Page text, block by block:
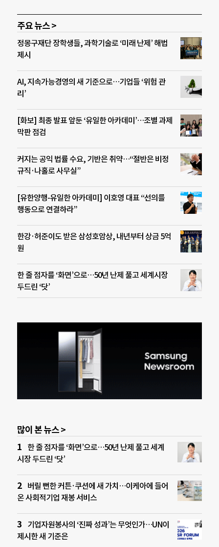
주요 뉴스 >
정몽구재단 장학생들, 과학기술로 ‘미래 난제’ 해법
제시
AI, 지속가능경영의 새 기준으로…기업들 ‘위험 관
리’
[화보] 최종 발표 앞둔 ‘유일한 아카데미’…조별 과제
막판 점검
커지는 공익 법률 수요, 기반은 취약…“절반은 비정
규직·나홀로 사무실”
[유한양행-유일한 아카데미] 이호영 대표 “선의를
행동으로 연결하라”
한강·허준이도 받은 삼성호암상, 내년부터 상금 5억
원
한 줄 점자를 ‘화면’으로…50년 난제 풀고 세계시장
두드린 ‘닷’
많이 본 뉴스 >
한 줄 점자를 ‘화면’으로…50년 난제 풀고 세계
시장 두드린 ‘닷’
버릴 뻔한 커튼·쿠션에 새 가치…이케아에 들어
온 사회적기업 재봉 서비스
기업자원봉사의 ‘진짜 성과’는 무엇인가…UN이
제시한 새 기준은